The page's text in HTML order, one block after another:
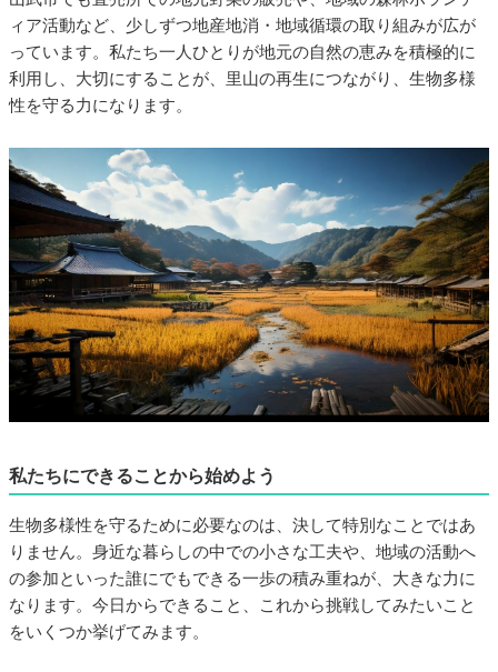
ィア活動など、少しずつ地産地消・地域循環の取り組みが広が
っています。私たち一人ひとりが地元の自然の恵みを積極的に
利用し、大切にすることが、里山の再生につながり、生物多様
性を守る力になります。
私たちにできることから始めよう
生物多様性を守るために必要なのは、決して特別なことではあ
りません。身近な暮らしの中での小さな工夫や、地域の活動へ
の参加といった誰にでもできる一歩の積み重ねが、大きな力に
なります。今日からできること、これから挑戦してみたいこと
をいくつか挙げてみます。